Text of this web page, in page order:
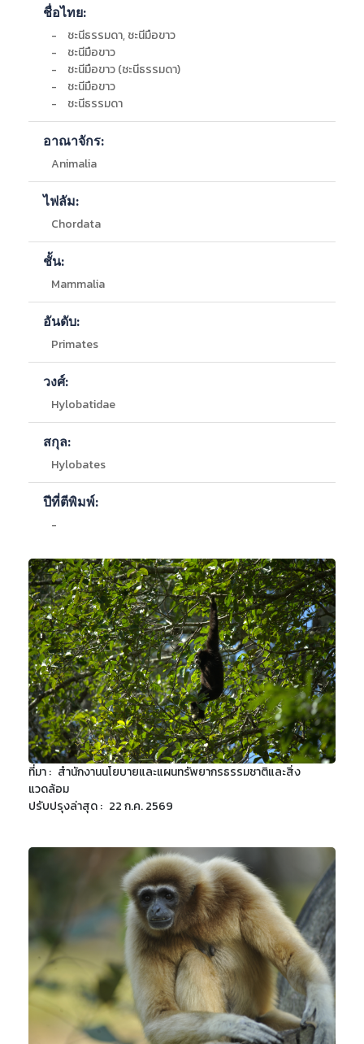
ชื่อไทย:
-
ชะนีธรรมดา, ชะนีมือขาว
-
ชะนีมือขาว
-
ชะนีมือขาว (ชะนีธรรมดา)
-
ชะนีมือขาว
-
ชะนีธรรมดา
อาณาจักร:
Animalia
ไฟลัม:
Chordata
ชั้น:
Mammalia
อันดับ:
Primates
วงศ์:
Hylobatidae
สกุล:
Hylobates
ปีที่ตีพิมพ์:
-
ที่มา : สำนักงานนโยบายและแผนทรัพยากรธรรมชาติและสิ่ง
แวดล้อม
ปรับปรุงล่าสุด : 22 ก.ค. 2569
(Khao Chong); Krabi (Ban Nong Kok, Ban Thap Plik);
Phangnga (Takua Thung); Phuket (Khlong Tung Sai).
-
พบในพม่าแถบเทือกเขาตะนาวศรี ไทย ลาวและทางด้าน
ตะวันออกของแม่น้ำสาละวิน ทางด้านตะวันตกของแม่น้ำโขงใน
ลาว ทางด้านทิศตะวันตกเฉียงใต้ของยูนนาน มาเลเซีย และทาง
ด้านทิศเหนือของเกาะสุมาตรา
- พื้นที่ชุ่มน้ำอุทยานแห่งชาติแหลมสน-ปากแม่น้ำกระบุรี-
ปากคลองกะเปอร์
-
อุทยานแห่งชาติ เขาใหญ่
- อุทยานแห่งชาติ เขาใหญ่
- อุทยานแห่งชาติ เขาใหญ่
ลักษณะทางสัณฐานวิทยา :
-
ชะนีมือขาวมีทั้งสีดำและสีขาว ส่วนหลังมือและหลังเท้าเป็น
เพรียว ไม่มีหาง
สถานที่ชม :
- สวนสัตว์เปิดเขาเขียว,สวนสัตว์เชียงใหม่,สวนสัตว์
นครราชสีมา,สวนสัตว์สงขลา,สวนสัตว์อุบลราชธานี